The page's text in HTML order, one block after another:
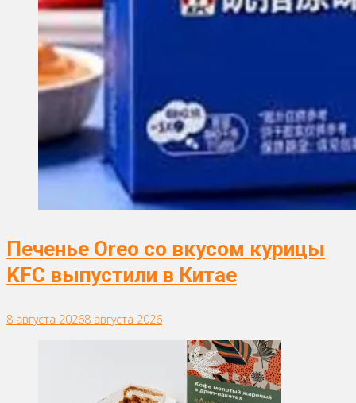
Печенье Oreo со вкусом курицы
KFC выпустили в Китае
8 августа 20268 августа 2026